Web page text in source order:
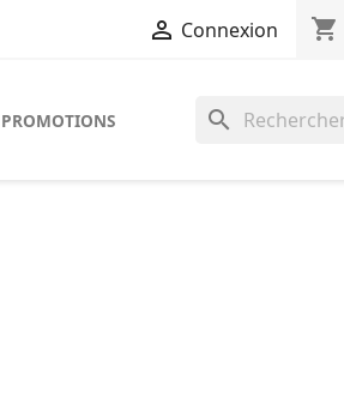
 Connexion shopping_cart
search
PROMOTIONS